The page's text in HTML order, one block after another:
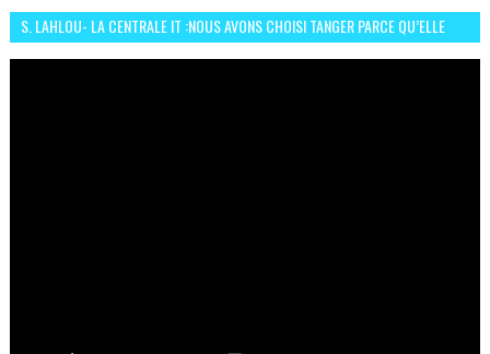
S. LAHLOU- LA CENTRALE IT :NOUS AVONS CHOISI TANGER PARCE QU’ELLE